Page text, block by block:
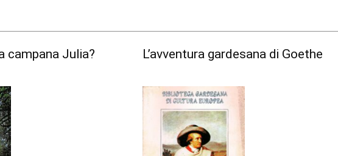
campana Julia? L’avventura gardesana di Goethe